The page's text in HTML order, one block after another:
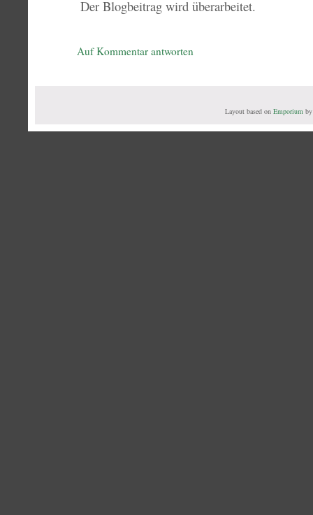
Der Blogbeitrag wird überarbeitet.
Auf Kommentar antworten
Layout based on Emporium